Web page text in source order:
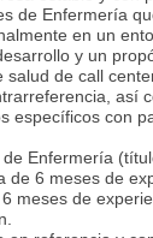
de Enfermería
en un
y un
salud de call
así
específicos con
Enfermería
de 6 meses de
meses de